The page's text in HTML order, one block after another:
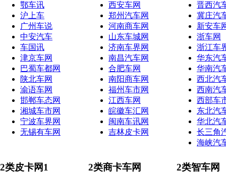
鄂车讯
沪上车
广州车说
中安汽车
车国讯
津京车网
巴蜀车都网
陕北车网
渝语车网
邯郸车态网
湘城车市网
宁波车界网
无锡有车网
西安车网
郑州汽车网
河南商车网
山东车城网
济南车界网
南昌汽车网
合肥车网
南阳商车网
福州车市网
江西车网
皖徽车汇网
闽南车讯网
吉林皮卡网
晋西汽
冀庄汽
新安车
浙车网
浙江车
华东汽
华南汽
西北汽
西南汽
西部车
东北汽
华北汽
长三角
海峡汽
2类皮卡网1 2类商卡车网 2类智车网